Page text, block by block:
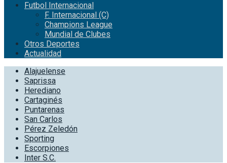
Futbol Internacional
F. Internacional (C)
Champions League
Mundial de Clubes
Otros Deportes
Actualidad
Alajuelense
Saprissa
Herediano
Cartaginés
Puntarenas
San Carlos
Pérez Zeledón
Sporting
Escorpiones
Inter S.C.